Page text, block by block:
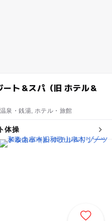
ト＆スパ（旧 ホテル＆
泉・銭湯, ホテル・旅館
体操